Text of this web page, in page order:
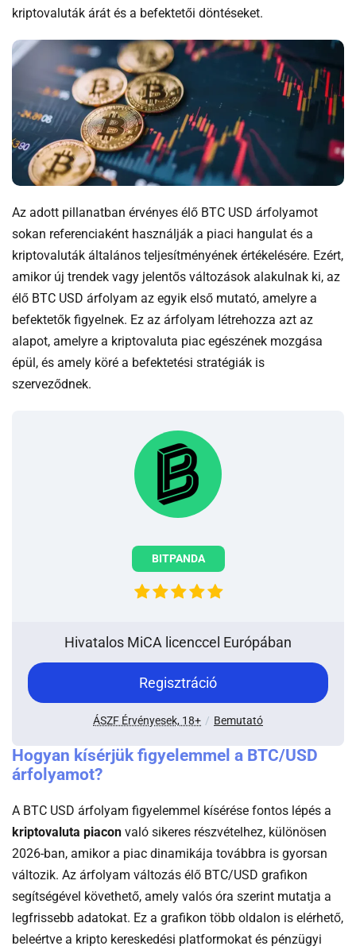
kriptovaluták árát és a befektetői döntéseket.
Az adott pillanatban érvényes élő BTC USD árfolyamot
sokan referenciaként használják a piaci hangulat és a
kriptovaluták általános teljesítményének értékelésére. Ezért,
amikor új trendek vagy jelentős változások alakulnak ki, az
élő BTC USD árfolyam az egyik első mutató, amelyre a
befektetők figyelnek. Ez az árfolyam létrehozza azt az
alapot, amelyre a kriptovaluta piac egészének mozgása
épül, és amely köré a befektetési stratégiák is
szerveződnek.
BITPANDA
Hivatalos MiCA licenccel Európában
Regisztráció-
bitpanda
ÁSZF Érvényesek, 18+ Bemutató
Kriptotarca
Hogyan kísérjük figyelemmel a BTC/USD
árfolyamot?
A BTC USD árfolyam figyelemmel kísérése fontos lépés a
kriptovaluta piacon való sikeres részvételhez, különösen
2026-ban, amikor a piac dinamikája továbbra is gyorsan
változik. Az árfolyam változás élő BTC/USD grafikon
segítségével követhető, amely valós óra szerint mutatja a
legfrissebb adatokat. Ez a grafikon több oldalon is elérhető,
beleértve a kripto kereskedési platformokat és pénzügyi